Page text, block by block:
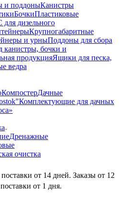
и поддоныКанистры
БочкиПластиковые
дизельного
Крупногабаритные
и урныПоддоны для сбора
канистры, бочки и
продукцияЯщики для песка,
ведра
КомпостерДачные
Комплектующие для дачных
Дренажные
очистка
от 14 дней. Заказы от 12
от 1 дня.